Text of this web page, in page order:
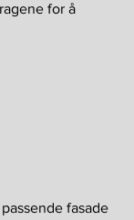
for å
fasade